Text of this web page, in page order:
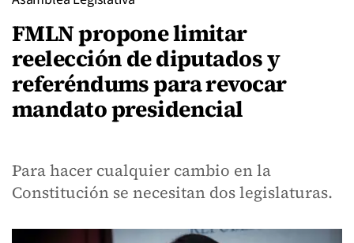
FMLN propone limitar
reelección de diputados y
referéndums para revocar
mandato presidencial
Para hacer cualquier cambio en la
Constitución se necesitan dos legislaturas.